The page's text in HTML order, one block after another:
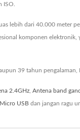
ISO.
lebih dari 40.000 meter
komponen
39 tahun
2.4GHz Antena band
USB dan jangan ragu